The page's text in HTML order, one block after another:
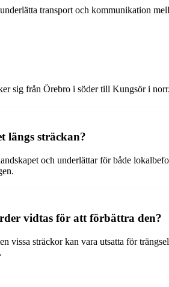
transport och kommunikation
sig från Örebro i söder till Kungsör i
längs sträckan?
och underlättar för både
vidtas för att förbättra den?
vissa sträckor kan vara utsatta för